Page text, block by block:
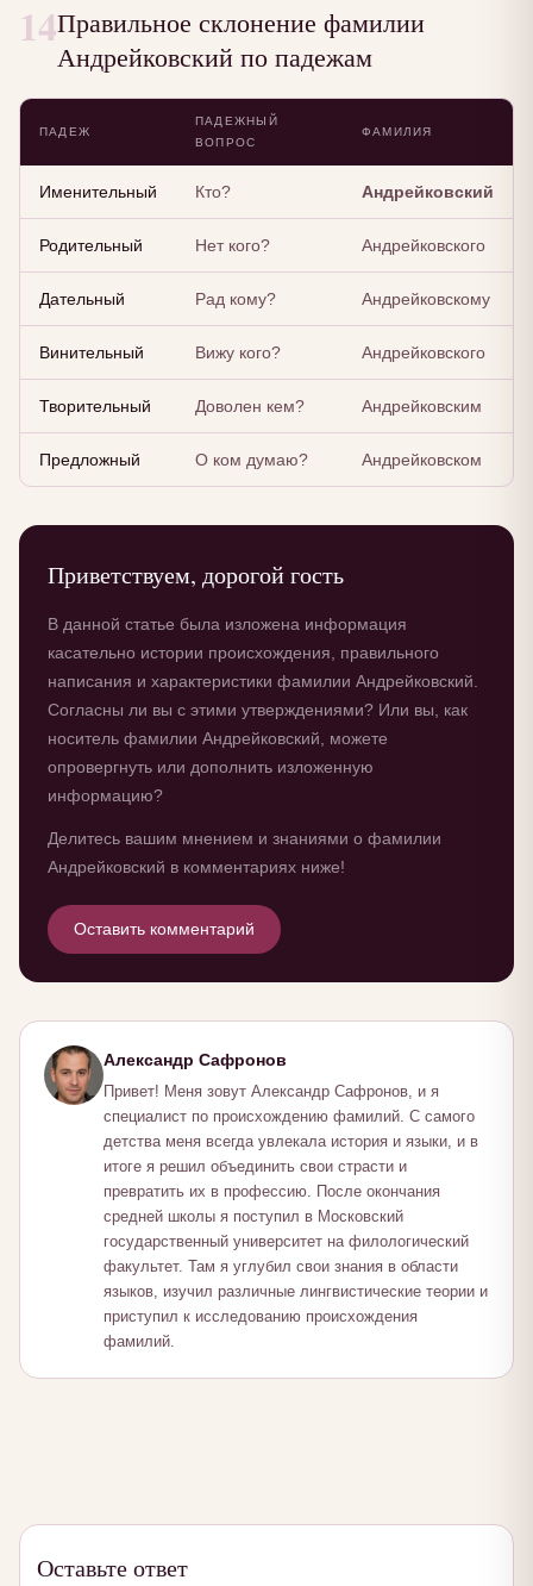
14Правильное склонение фамилии
Андрейковский по падежам
ПАДЕЖ
ПАДЕЖНЫЙ
ВОПРОС
ФАМИЛИЯ
Именительный Кто? Андрейковский
Родительный Нет кого? Андрейковского
Дательный Рад кому? Андрейковскому
Винительный Вижу кого? Андрейковского
Творительный Доволен кем? Андрейковским
Предложный О ком думаю? Андрейковском
Приветствуем, дорогой гость
В данной статье была изложена информация
касательно истории происхождения, правильного
написания и характеристики фамилии Андрейковский.
Согласны ли вы с этими утверждениями? Или вы, как
носитель фамилии Андрейковский, можете
опровергнуть или дополнить изложенную
информацию?
Делитесь вашим мнением и знаниями о фамилии
Андрейковский в комментариях ниже!
Оставить комментарий
Александр Сафронов
Привет! Меня зовут Александр Сафронов, и я
специалист по происхождению фамилий. С самого
детства меня всегда увлекала история и языки, и в
итоге я решил объединить свои страсти и
превратить их в профессию. После окончания
средней школы я поступил в Московский
государственный университет на филологический
факультет. Там я углубил свои знания в области
языков, изучил различные лингвистические теории и
приступил к исследованию происхождения
фамилий.
Оставьте ответ